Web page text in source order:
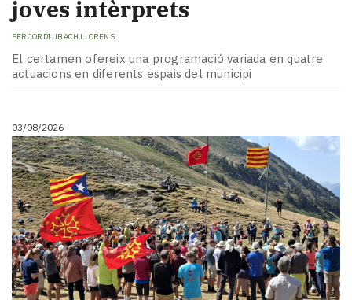
joves intèrprets
PER JORDI UBACH LLORENS
El certamen ofereix una programació variada en quatre
actuacions en diferents espais del municipi
03/08/2026